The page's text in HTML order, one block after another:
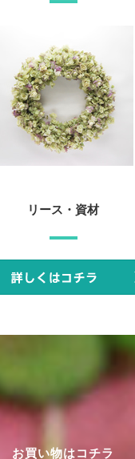
リース・資材
お買い物はコチラ